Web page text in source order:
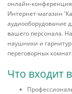
онлайн-
Интернет-магазин
аудиооборудование
вашего персонала.
наушники и
переговорных
Что входит